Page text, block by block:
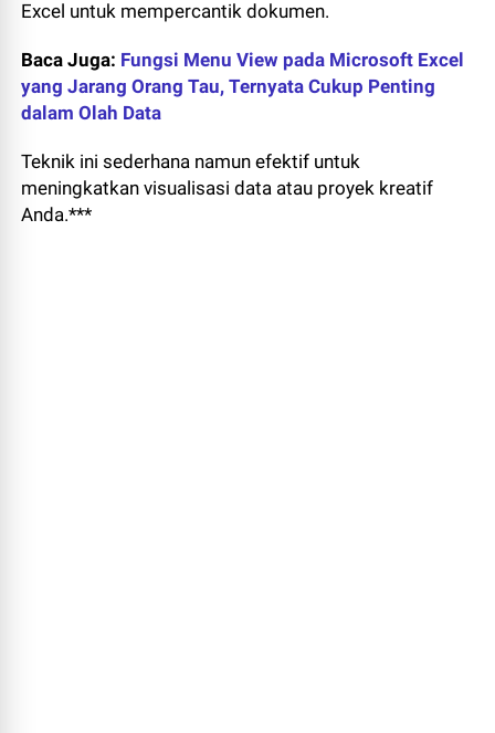
Excel untuk mempercantik dokumen.
Baca Juga: Fungsi Menu View pada Microsoft Excel
yang Jarang Orang Tau, Ternyata Cukup Penting
dalam Olah Data
Teknik ini sederhana namun efektif untuk
meningkatkan visualisasi data atau proyek kreatif
Anda.***